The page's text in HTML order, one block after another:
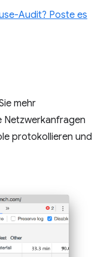
Audit? Poste es
mehr
Netzwerkanfragen
protokollieren und